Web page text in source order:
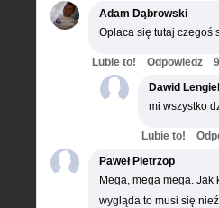
Adam Dąbrowski
Opłaca się tutaj czegoś
Lubie to! Odpowiedz
Dawid
mi wszystko
Lubie to!
Paweł Pietrzop
Mega, mega mega. Jak
wygląda to musi się